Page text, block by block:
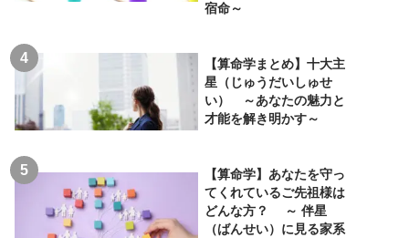
宿命～
【算命学まとめ】十大主
星（じゅうだいしゅせ
い） ～あなたの魅力と
才能を解き明かす～
【算命学】あなたを守っ
てくれているご先祖様は
どんな方？ ～ 伴星
（ばんせい）に見る家系